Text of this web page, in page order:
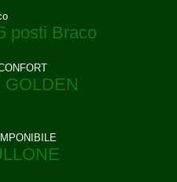
posti Braco
GOLDEN